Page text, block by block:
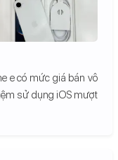
e có mức giá bán vô
sử dụng iOS mượt